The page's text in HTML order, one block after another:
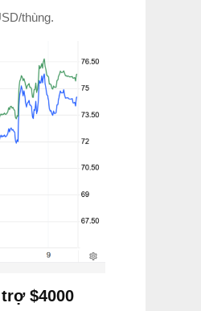
thùng.
$4000